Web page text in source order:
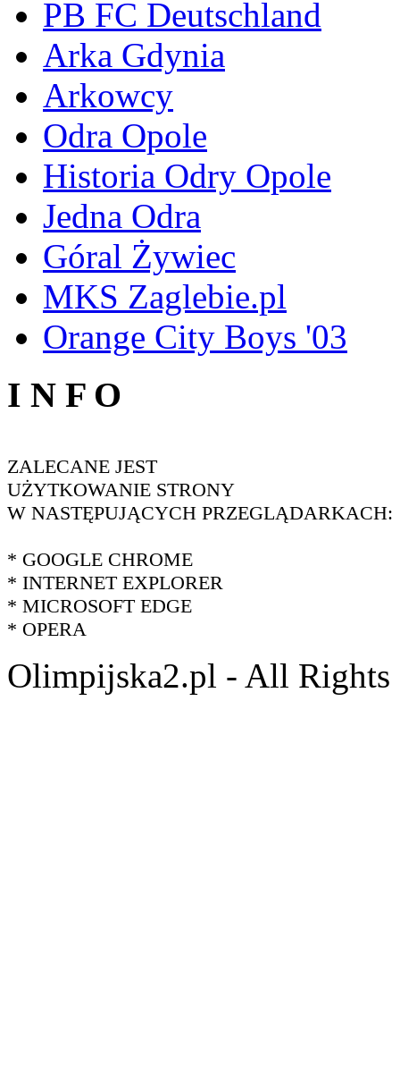
PB FC Deutschland
Arka Gdynia
Arkowcy
Odra Opole
Historia Odry Opole
Jedna Odra
Góral Żywiec
MKS Zaglebie.pl
Orange City Boys '03
I N F O
ZALECANE JEST
UŻYTKOWANIE STRONY
W NASTĘPUJĄCYCH PRZEGLĄDARKACH:
* GOOGLE CHROME
* INTERNET EXPLORER
* MICROSOFT EDGE
* OPERA
Olimpijska2.pl - All Rights